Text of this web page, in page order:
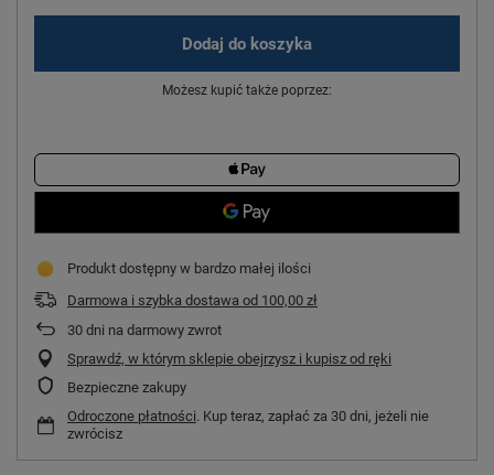
Dodaj do koszyka
Możesz kupić także poprzez:
Produkt dostępny w bardzo małej ilości
Darmowa i szybka dostawa od 100,00 zł
30 dni na darmowy zwrot
Sprawdź, w którym sklepie obejrzysz i kupisz od ręki
Bezpieczne zakupy
Odroczone płatności. Kup teraz, zapłać za 30 dni, jeżeli nie
zwrócisz